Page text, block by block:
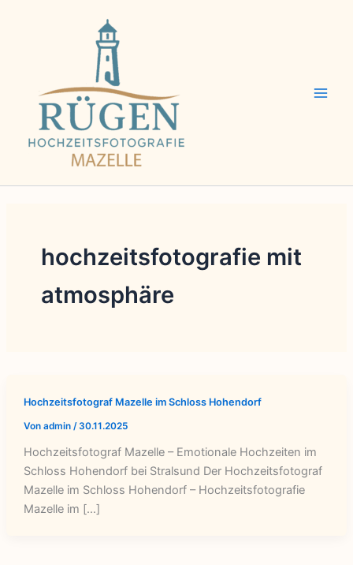
hochzeitsfotografie mit
atmosphäre
Hochzeitsfotograf Mazelle im Schloss Hohendorf
Von admin /30.11.2025
Hochzeitsfotograf Mazelle – Emotionale Hochzeiten im
Schloss Hohendorf bei Stralsund Der Hochzeitsfotograf
Mazelle im Schloss Hohendorf – Hochzeitsfotografie
Mazelle im […]